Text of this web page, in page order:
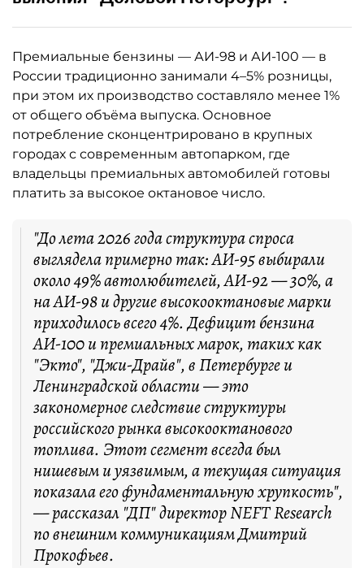
Премиальные бензины — АИ-98 и АИ-100 — в
России традиционно занимали 4–5% розницы,
при этом их производство составляло менее 1%
от общего объёма выпуска. Основное
потребление сконцентрировано в крупных
городах с современным автопарком, где
владельцы премиальных автомобилей готовы
платить за высокое октановое число.
"До лета 2026 года структура спроса
выглядела примерно так: АИ-95 выбирали
около 49% автолюбителей, АИ-92 — 30%, а
на АИ-98 и другие высокооктановые марки
приходилось всего 4%. Дефицит бензина
АИ-100 и премиальных марок, таких как
"Экто", "Джи-Драйв", в Петербурге и
Ленинградской области — это
закономерное следствие структуры
российского рынка высокооктанового
топлива. Этот сегмент всегда был
нишевым и уязвимым, а текущая ситуация
показала его фундаментальную хрупкость",
— рассказал "ДП" директор NEFT Research
по внешним коммуникациям Дмитрий
Прокофьев.